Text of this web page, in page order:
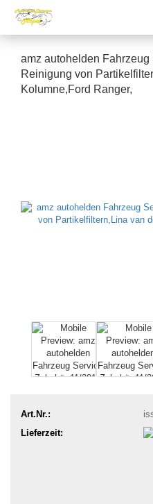
amz autohelden
Reinigung von
Kolumne,Ford Ranger,
Art.Nr.:
Lieferzeit: